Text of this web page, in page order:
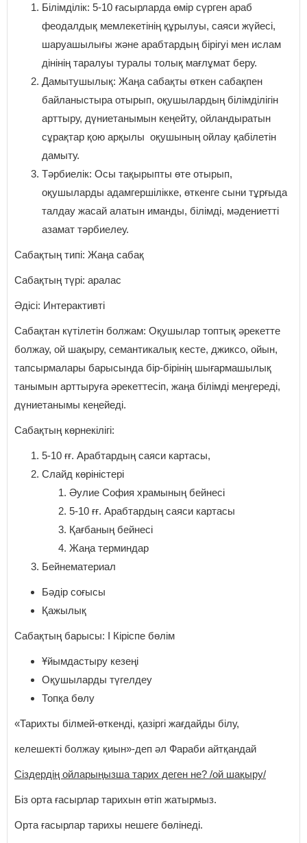
Білімділік: 5-10 ғасырларда өмір сүрген араб
феодалдық мемлекетінің құрылуы, саяси жүйесі,
шаруашылығы және арабтардың бірігуі мен ислам
дінінің таралуы туралы толық мағлұмат беру.
Дамытушылық: Жаңа сабақты өткен сабақпен
байланыстыра отырып, оқушылардың білімділігін
арттыру, дүниетанымын кеңейту, ойландыратын
сұрақтар қою арқылы оқушының ойлау қабілетін
дамыту.
Тәрбиелік: Осы тақырыпты өте отырып,
оқушыларды адамгершілікке, өткенге сыни тұрғыда
талдау жасай алатын иманды, білімді, мәдениетті
азамат тәрбиелеу.
Сабақтың типі: Жаңа сабақ
Сабақтың түрі: аралас
Әдісі: Интерактивті
Сабақтан күтілетін болжам: Оқушылар топтық әрекетте
болжау, ой шақыру, семантикалық кесте, джиксо, ойын,
тапсырмалары барысында бір-бірінің шығармашылық
танымын арттыруға әрекеттесіп, жаңа білімді меңгереді,
дүниетанымы кеңейеді.
Сабақтың көрнекілігі:
5-10 ғғ. Арабтардың саяси картасы,
Слайд көріністері
Әулие София храмының бейнесі
5-10 ғғ. Арабтардың саяси картасы
Қағбаның бейнесі
Жаңа терминдар
Бейнематериал
Бәдір соғысы
Қажылық
Сабақтың барысы: І Кіріспе бөлім
Ұйымдастыру кезеңі
Оқушыларды түгелдеу
Топқа бөлу
«Тарихты білмей-өткенді, қазіргі жағдайды білу,
келешекті болжау қиын»-деп әл Фараби айтқандай
Сіздердің ойларыңызша тарих деген не? /ой шақыру/
Біз орта ғасырлар тарихын өтіп жатырмыз.
Орта ғасырлар тарихы нешеге бөлінеді.